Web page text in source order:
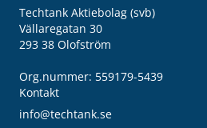
Techtank Aktiebolag (svb)
Vällaregatan 30
293 38 Olofström
Org.nummer: 559179-5439
Kontakt
info@techtank.se